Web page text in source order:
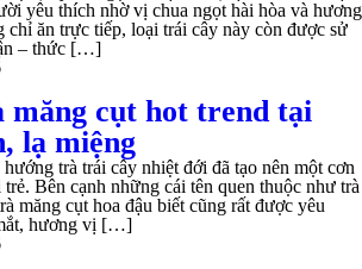
yêu thích nhờ vị chua ngọt hài hòa và hương
chỉ ăn trực tiếp, loại trái cây này còn được sử
– thức […]
măng cụt hot trend tại
lạ miệng
trà trái cây nhiệt đới đã tạo nên một cơn
Bên cạnh những cái tên quen thuộc như trà
măng cụt hoa đậu biết cũng rất được yêu
hương vị […]